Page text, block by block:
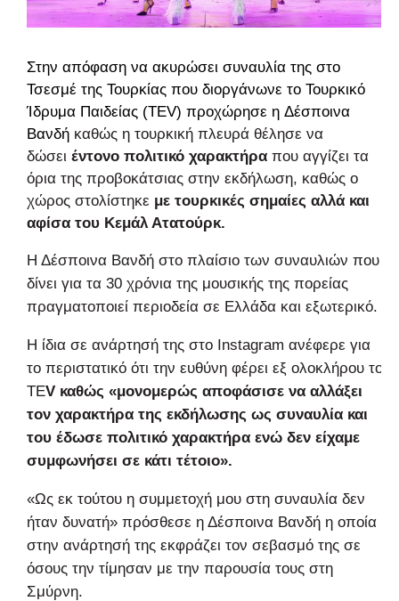
Στην απόφαση να ακυρώσει συναυλία της στο
Τσεσμέ της Τουρκίας που διοργάνωνε το Τουρκικό
Ίδρυμα Παιδείας (TEV) προχώρησε η Δέσποινα
Βανδή καθώς η τουρκική πλευρά θέλησε να
δώσει έντονο πολιτικό χαρακτήρα που αγγίζει τα
όρια της προβοκάτσιας στην εκδήλωση, καθώς ο
χώρος στολίστηκε με τουρκικές σημαίες αλλά και
αφίσα του Κεμάλ Ατατούρκ.
Η Δέσποινα Βανδή στο πλαίσιο των συναυλιών που
δίνει για τα 30 χρόνια της μουσικής της πορείας
πραγματοποιεί περιοδεία σε Ελλάδα και εξωτερικό.
Η ίδια σε ανάρτησή της στο Instagram ανέφερε για
το περιστατικό ότι την ευθύνη φέρει εξ ολοκλήρου το
TEV καθώς «μονομερώς αποφάσισε να αλλάξει
τον χαρακτήρα της εκδήλωσης ως συναυλία και
του έδωσε πολιτικό χαρακτήρα ενώ δεν είχαμε
συμφωνήσει σε κάτι τέτοιο».
«Ως εκ τούτου η συμμετοχή μου στη συναυλία δεν
ήταν δυνατή» πρόσθεσε η Δέσποινα Βανδή η οποία
στην ανάρτησή της εκφράζει τον σεβασμό της σε
όσους την τίμησαν με την παρουσία τους στη
Σμύρνη.